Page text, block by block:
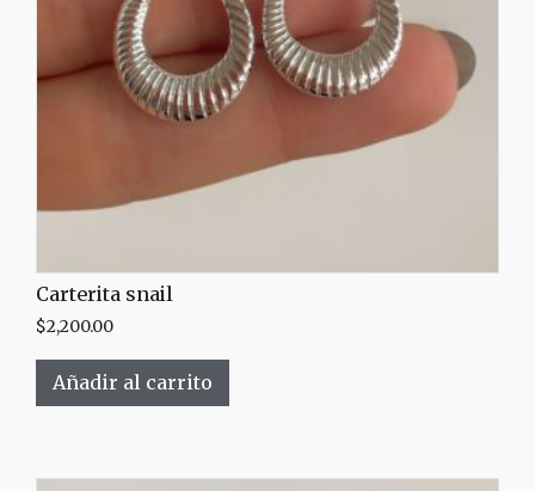
Carterita snail
$2,200.00
Añadir al carrito